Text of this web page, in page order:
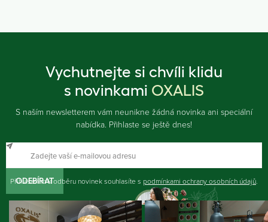
Vychutnejte si chvíli klidu
s novinkami OXALIS
S naším newsletterem vám neunikne žádná novinka ani speciální
nabídka. Přihlaste se ještě dnes!
ODEBÍRAT
Přihlášením k odběru novinek souhlasíte s podmínkami ochrany osobních údajů.